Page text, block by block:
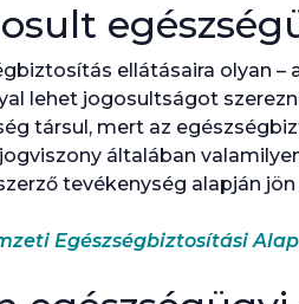
ellátásaira olyan –
lehet jogosultságot
társul, mert az
általában
tevékenység alapján jön
Egészségbiztosítási